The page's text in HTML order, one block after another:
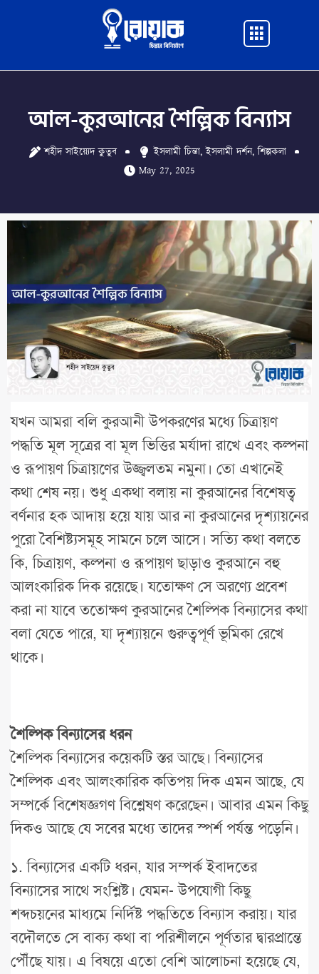
Main
আল-কুরআনের শৈল্পিক বিন্যাস
শহীদ সাইয়্যেদ কুতুব ইসলামী চিন্তা,ইসলামী দর্শন,শিল্পকলা
May 27, 2025
যখন আমরা বলি কুরআনী উপকরণের মধ্যে চিত্রায়ণ
পদ্ধতি মূল সূত্রের বা মূল ভিত্তির মর্যাদা রাখে এবং কল্পনা
ও রূপায়ণ চিত্রায়ণের উজ্জ্বলতম নমুনা। তো এখানেই
কথা শেষ নয়। শুধু একথা বলায় না কুরআনের বিশেষত্ব
বর্ণনার হক আদায় হয়ে যায় আর না কুরআনের দৃশ্যায়নের
পুরো বৈশিষ্ট্যসমূহ সামনে চলে আসে। সত্যি কথা বলতে
কি, চিত্রায়ণ, কল্পনা ও রূপায়ণ ছাড়াও কুরআনে বহু
আলংকারিক দিক রয়েছে। যতোক্ষণ সে অরণ্যে প্রবেশ
করা না যাবে ততোক্ষণ কুরআনের শৈল্পিক বিন্যাসের কথা
বলা যেতে পারে, যা দৃশ্যায়নে গুরুত্বপূর্ণ ভূমিকা রেখে
থাকে।
শৈল্পিক বিন্যাসের ধরন
শৈল্পিক বিন্যাসের কয়েকটি স্তর আছে। বিন্যাসের
শৈল্পিক এবং আলংকারিক কতিপয় দিক এমন আছে, যে
সম্পর্কে বিশেষজ্ঞগণ বিশ্লেষণ করেছেন। আবার এমন কিছু
দিকও আছে যে সবের মধ্যে তাদের স্পর্শ পর্যন্ত পড়েনি।
১. বিন্যাসের একটি ধরন, যার সম্পর্ক ইবাদতের
বিন্যাসের সাথে সংশ্লিষ্ট। যেমন- উপযোগী কিছু
শব্দচয়নের মাধ্যমে নির্দিষ্ট পদ্ধতিতে বিন্যাস করায়। যার
বদৌলতে সে বাক্য কথা বা পরিশীলনে পূর্ণতার দ্বারপ্রান্তে
পৌঁছে যায়। এ বিষয়ে এতো বেশি আলোচনা হয়েছে যে,